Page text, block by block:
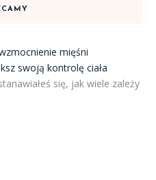
mięśni
swoją kontrolę ciała
się, jak wiele zależy